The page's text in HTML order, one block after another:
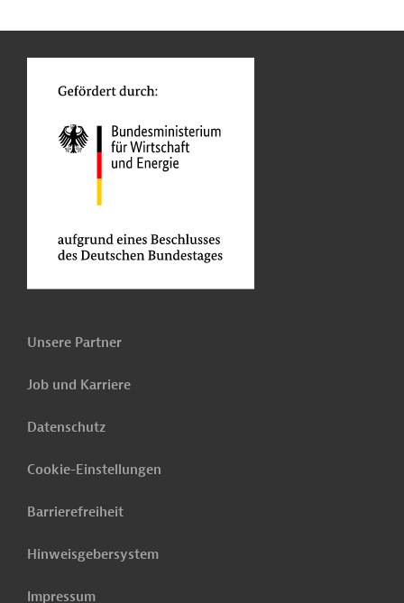
Unsere Partner
Job und Karriere
Datenschutz
Cookie-Einstellungen
Barrierefreiheit
Hinweisgebersystem
Impressum